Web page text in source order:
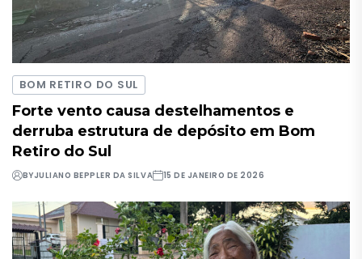
BOM RETIRO DO SUL
Forte vento causa destelhamentos e
derruba estrutura de depósito em Bom
Retiro do Sul
BYJULIANO BEPPLER DA SILVA 15 DE JANEIRO DE 2026